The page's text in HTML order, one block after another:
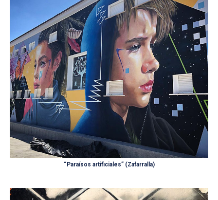
“Paraísos artificiales” (Zafarralla)